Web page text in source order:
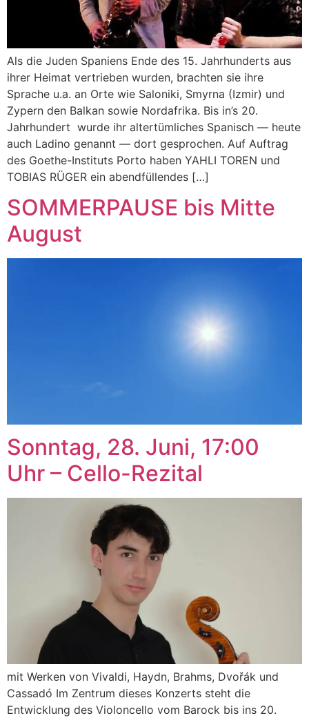
Als die Juden Spaniens Ende des 15. Jahrhunderts aus
ihrer Heimat vertrieben wurden, brachten sie ihre
Sprache u.a. an Orte wie Saloniki, Smyrna (Izmir) und
Zypern den Balkan sowie Nordafrika. Bis in’s 20.
Jahrhundert wurde ihr altertümliches Spanisch — heute
auch Ladino genannt — dort gesprochen. Auf Auftrag
des Goethe-Instituts Porto haben YAHLI TOREN und
TOBIAS RÜGER ein abendfüllendes […]
SOMMERPAUSE bis Mitte
August
Sonntag, 28. Juni, 17:00
Uhr – Cello-Rezital
mit Werken von Vivaldi, Haydn, Brahms, Dvořák und
Cassadó Im Zentrum dieses Konzerts steht die
Entwicklung des Violoncello vom Barock bis ins 20.